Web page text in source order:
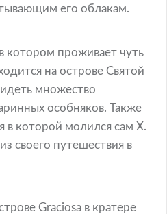
его облакам.
котором проживает чуть
на острове Святой
множество
особняков. Также
в которой молился сам Х.
своего путешествия в
Graciosa в кратере